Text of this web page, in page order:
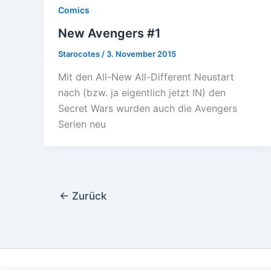
Comics
New Avengers #1
Starocotes / 3. November 2015
Mit den All-New All-Different Neustart
nach (bzw. ja eigentlich jetzt IN) den
Secret Wars wurden auch die Avengers
Serien neu
← Zurück